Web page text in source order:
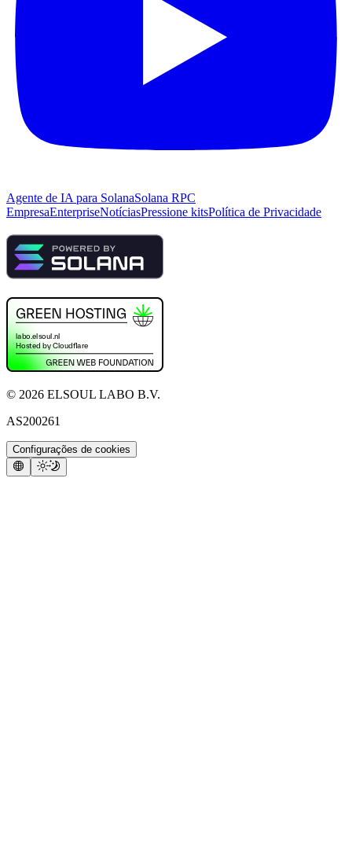
Agente de IA para SolanaSolana RPC
EmpresaEnterpriseNotíciasPressione kitsPolítica de Privacidade
© 2026 ELSOUL LABO B.V.
AS200261
Configurações de cookies